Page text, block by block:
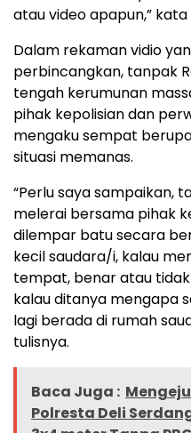
atau video apapun,”
Dalam rekaman vidio
perbincangkan, tanpak
tengah kerumunan
pihak kepolisian dan
mengaku sempat
situasi memanas.
“Perlu saya sampaikan,
melerai bersama pihak
dilempar batu secara
kecil saudara/i, kalau
tempat, benar atau
kalau ditanya mengapa
lagi berada di rumah
tulisnya.
Baca Juga :
Polresta Deli